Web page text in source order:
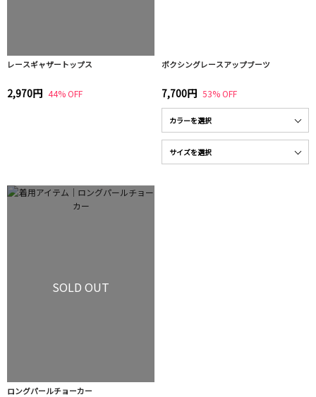
レースギャザートップス
2,970円 44% OFF
ボクシングレースアップブーツ
7,700円 53% OFF
SOLD OUT
ロングパールチョーカー